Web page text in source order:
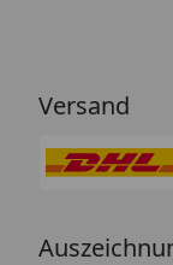
Versand